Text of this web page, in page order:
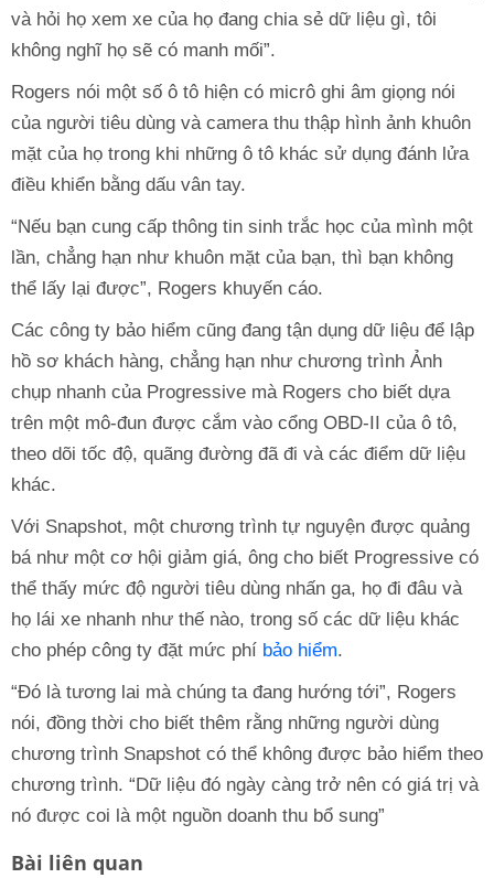
và hỏi họ xem xe của họ đang chia sẻ dữ liệu gì, tôi
không nghĩ họ sẽ có manh mối”.
Rogers nói một số ô tô hiện có micrô ghi âm giọng nói
của người tiêu dùng và camera thu thập hình ảnh khuôn
mặt của họ trong khi những ô tô khác sử dụng đánh lửa
điều khiển bằng dấu vân tay.
“Nếu bạn cung cấp thông tin sinh trắc học của mình một
lần, chẳng hạn như khuôn mặt của bạn, thì bạn không
thể lấy lại được”, Rogers khuyến cáo.
Các công ty bảo hiểm cũng đang tận dụng dữ liệu để lập
hồ sơ khách hàng, chẳng hạn như chương trình Ảnh
chụp nhanh của Progressive mà Rogers cho biết dựa
trên một mô-đun được cắm vào cổng OBD-II của ô tô,
theo dõi tốc độ, quãng đường đã đi và các điểm dữ liệu
khác.
Với Snapshot, một chương trình tự nguyện được quảng
bá như một cơ hội giảm giá, ông cho biết Progressive có
thể thấy mức độ người tiêu dùng nhấn ga, họ đi đâu và
họ lái xe nhanh như thế nào, trong số các dữ liệu khác
cho phép công ty đặt mức phí bảo hiểm.
“Đó là tương lai mà chúng ta đang hướng tới”, Rogers
nói, đồng thời cho biết thêm rằng những người dùng
chương trình Snapshot có thể không được bảo hiểm theo
chương trình. “Dữ liệu đó ngày càng trở nên có giá trị và
nó được coi là một nguồn doanh thu bổ sung”
Bài liên quan